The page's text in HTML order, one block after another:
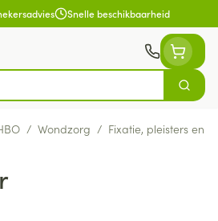
Snelle beschikbaarheid
Zoek
/ Wondzorg / Fixatie, pleisters en